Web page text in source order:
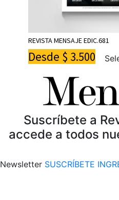
REVISTA MENSAJE EDIC.681
Desde $ 3.500
Suscríbete a
accede a todos
Newsletter SUSCRÍBETE